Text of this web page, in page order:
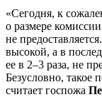
«Сегодня, к
о размере
не
высокой, а в
ее в 2–3 раза, не
Безусловно, такое
считает госпожа